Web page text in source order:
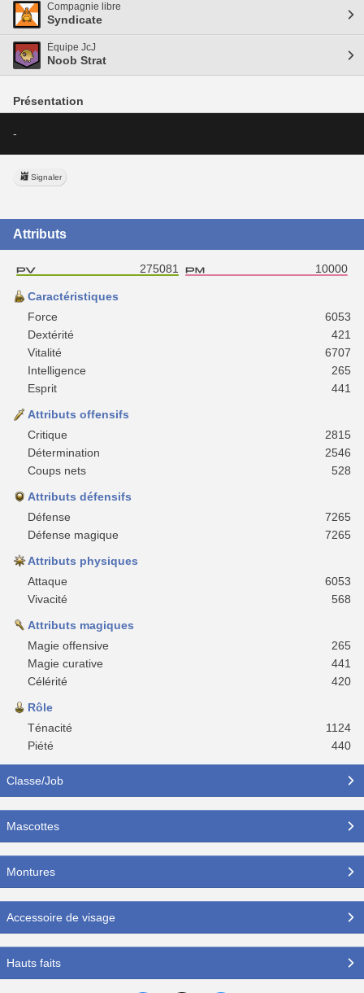
Compagnie libre
Syndicate
Équipe JcJ
Noob Strat
Présentation
-
Signaler
Attributs
275081 10000
Caractéristiques
Force
6053
Dextérité
421
Vitalité
6707
Intelligence
265
Esprit
441
Attributs offensifs
Critique
2815
Détermination
2546
Coups nets
528
Attributs défensifs
Défense
7265
Défense magique
7265
Attributs physiques
Attaque
6053
Vivacité
568
Attributs magiques
Magie offensive
265
Magie curative
441
Célérité
420
Rôle
Ténacité
1124
Piété
440
Classe/Job
Mascottes
Montures
Accessoire de visage
Hauts faits